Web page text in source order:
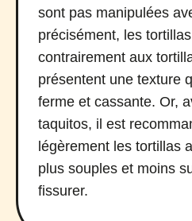
sont pas manipulées
précisément, les
contrairement aux
présentent une texture
ferme et cassante. Or,
taquitos, il est
légèrement les tortillas
plus souples et moins
fissurer.